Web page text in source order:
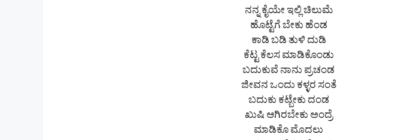
ನನ್ನ ಕೈಯೇ ಇಲ್ಲಿ ಚಿಲುಮೆ
ಹೊಟ್ಟೆಗೆ ಬೇಕು ಹೆಂಡ
ಕಾಡಿ ಬಡಿ ತುಳಿ ದುಡಿ
ಕೆಟ್ಟ ಕೆಲಸ ಮಾಡಿಕೊಂಡು
ಬದುಕುವೆ ನಾನು ಪ್ರಚಂಡ
ಜೀವನ ಒಂದು ಕಳ್ಳರ ಸಂತೆ
ಬದುಕು ಕಟ್ಬೇಕು ದಂಡ
ಖುಷಿ ಆಗಿರಬೇಕು ಅಂದ್ರೆ
ಮಾಡಿಕೊ ಮೊದಲು